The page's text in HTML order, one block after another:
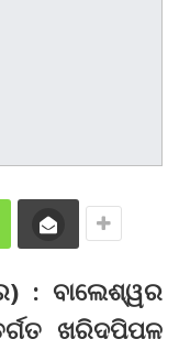
: ବାଲେଶ୍ୱର
ଖରିଦପିପଳ